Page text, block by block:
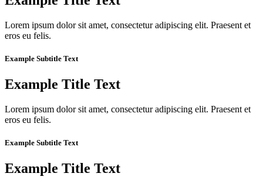
Lorem ipsum dolor sit amet, consectetur adipiscing elit. Praesent et
eros eu felis.
Example Subtitle Text
Example Title Text
Lorem ipsum dolor sit amet, consectetur adipiscing elit. Praesent et
eros eu felis.
Example Subtitle Text
Example Title Text